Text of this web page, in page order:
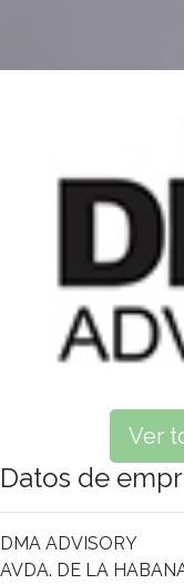
Ver
Datos de
DMA ADVISORY
AVDA. DE LA